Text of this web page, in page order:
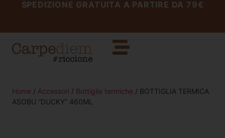
SPEDIZIONE GRATUITA A PARTIRE DA 79€
Home / Accessori / Bottiglie termiche / BOTTIGLIA TERMICA
ASOBU “DUCKY” 460ML